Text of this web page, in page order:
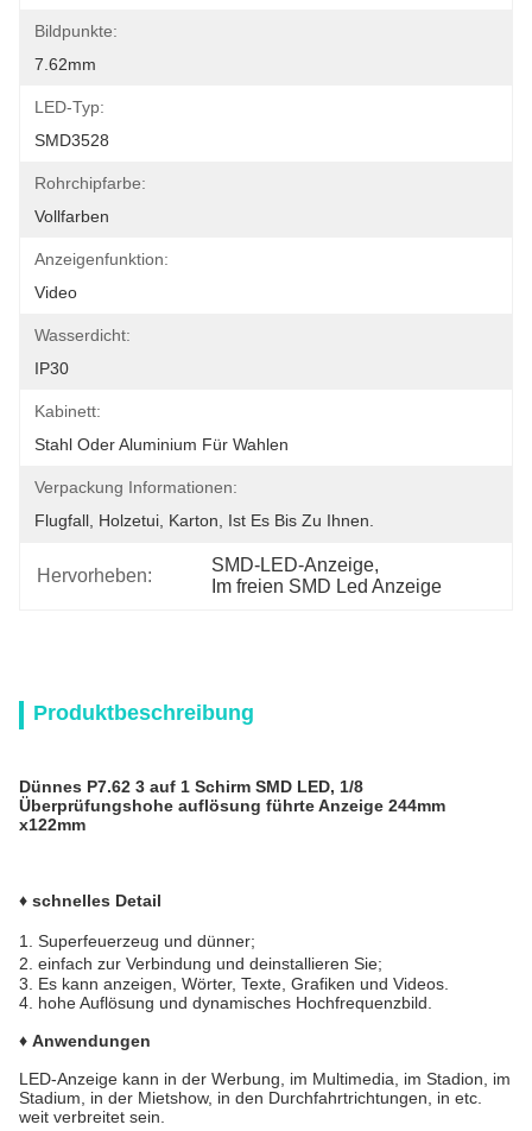
Bildpunkte:
7.62mm
LED-Typ:
SMD3528
Rohrchipfarbe:
Vollfarben
Anzeigenfunktion:
Video
Wasserdicht:
IP30
Kabinett:
Stahl Oder Aluminium Für Wahlen
Verpackung Informationen:
Flugfall, Holzetui, Karton, Ist Es Bis Zu Ihnen.
Hervorheben:
SMD-LED-Anzeige,
Im freien SMD Led Anzeige
Produktbeschreibung
Dünnes P7.62 3 auf 1 Schirm SMD LED, 1/8
Überprüfungshohe auflösung führte Anzeige 244mm
x122mm
♦ schnelles Detail
1. Superfeuerzeug und dünner;
2. einfach zur Verbindung und deinstallieren Sie;
3. Es kann anzeigen, Wörter, Texte, Grafiken und Videos.
4. hohe Auflösung und dynamisches Hochfrequenzbild.
♦ Anwendungen
LED-Anzeige kann in der Werbung, im Multimedia, im Stadion, im
Stadium, in der Mietshow, in den Durchfahrtrichtungen, in etc.
weit verbreitet sein.